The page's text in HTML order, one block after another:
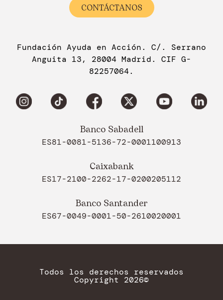
CONTÁCTANOS
Fundación Ayuda en Acción. C/. Serrano
Anguita 13, 28004 Madrid. CIF G-
82257064.
Banco Sabadell
ES81-0081-5136-72-0001100913
Caixabank
ES17-2100-2262-17-0200205112
Banco Santander
ES67-0049-0001-50-2610020001
Todos los derechos reservados
Copyright 2026©